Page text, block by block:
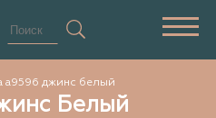
а9596 джинс белый
Белый